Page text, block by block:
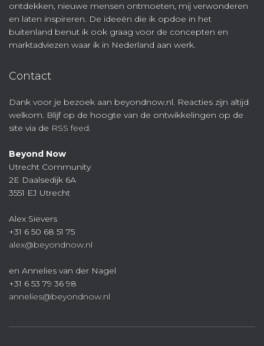
ontdekken, nieuwe mensen ontmoeten, mij verwonderen
en laten inspireren. De ideeën die ik opdoe in het
buitenland benut ik ook graag voor de concepten en
marktadviezen waar ik in Nederland aan werk.
Contact
Dank voor je bezoek aan beyondnow.nl. Reacties zijn altijd
welkom. Blijf op de hoogte van de ontwikkelingen op de
site via de RSS feed.
Beyond Now
Utrecht Community
2E Daalsedijk 6A
3551 EJ Utrecht
Alex Sievers
+31 6 50 68 51 75
alex@beyondnow.nl
en Annelies van der Nagel
+31 6 53 79 36 98
annelies@beyondnow.nl